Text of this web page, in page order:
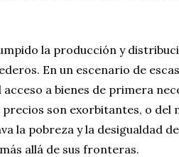
la producción y
En un escenario de
a bienes de primera
son exorbitantes, o del
la pobreza y la desigualdad
allá de sus fronteras.